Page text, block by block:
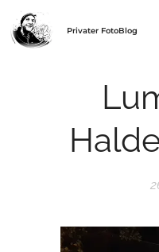
Privater FotoBlog